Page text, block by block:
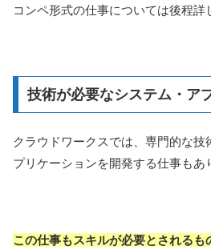
コンペ形式の仕事については後程詳
技術が必要なシステム・ア
クラウドワークスでは、専門的な技
プリケーションを開発する仕事もあ
この仕事もスキルが必要とされるも